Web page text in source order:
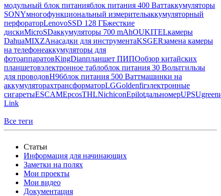
модульный блок питанияблок питания 400 Ваттаккумуляторы
SONYмногофункциональный измерительаккумуляторный
перфораторLenovoSSD 128 ГБжесткие
дискиMicroSDаккумуляторы 700 mAhOUKITELкамеры
DahuaMIXZAнасадки для инструментаKSGERзамена камеры
на телефонеаккумуляторы для
фотоаппаратовKingDianпланшет ПИПОобзор китайских
планшетовэлектронное таблоблок питания 30 Вольтгильзы
для проводовH96блок питания 500 Ваттмашинки на
аккумуляторахтрансформаторLGGoldenfirэлектронные
сигаретыESCAMEpcosTHLNichiconEpilotдальномерUPSUgreen
Link
Все теги
Статьи
Информация для начинающих
Заметки на полях
Мои проекты
Мои видео
Документация